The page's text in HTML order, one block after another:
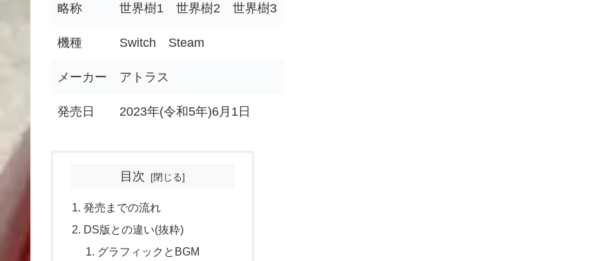
略称 世界樹1 世界樹2 世界樹3
機種 Switch Steam
メーカー アトラス
発売日 2023年(令和5年)6月1日
目次
発売までの流れ
DS版との違い(抜粋)
グラフィックとBGM